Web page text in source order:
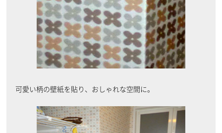
可愛い柄の壁紙を貼り、おしゃれな空間に。